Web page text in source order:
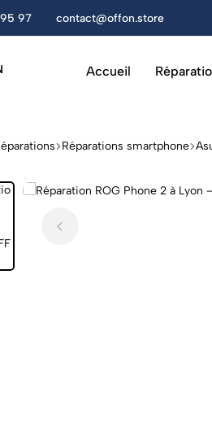
97 contact@offon.store
et de 14h à 18h30.
Accueil
Réparations smartphone